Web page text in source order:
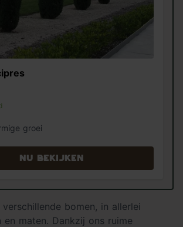
groei
Nu bekijken
bomen, in allerlei
en maten. Dankzij ons ruime